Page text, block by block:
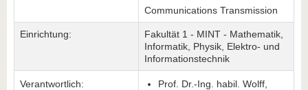
Communications Transmission
Einrichtung:
Fakultät 1 - MINT - Mathematik,
Informatik, Physik, Elektro- und
Informationstechnik
Verantwortlich:
Prof. Dr.-Ing. habil. Wolff,